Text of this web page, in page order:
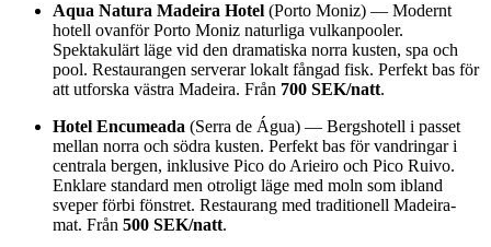
Aqua Natura Madeira Hotel (Porto Moniz) — Modernt
hotell ovanför Porto Moniz naturliga vulkanpooler.
Spektakulärt läge vid den dramatiska norra kusten, spa och
pool. Restaurangen serverar lokalt fångad fisk. Perfekt bas för
att utforska västra Madeira. Från 700 SEK/natt.
Hotel Encumeada (Serra de Água) — Bergshotell i passet
mellan norra och södra kusten. Perfekt bas för vandringar i
centrala bergen, inklusive Pico do Arieiro och Pico Ruivo.
Enklare standard men otroligt läge med moln som ibland
sveper förbi fönstret. Restaurang med traditionell Madeira-
mat. Från 500 SEK/natt.